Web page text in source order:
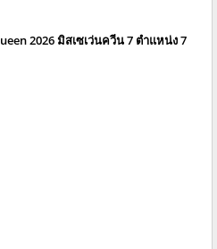
2026 มิสเซเว่นควีน 7 ตำแหน่ง 7